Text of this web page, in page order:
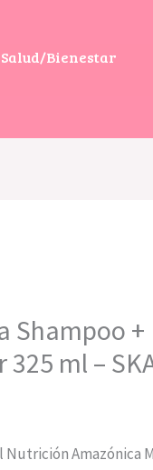
Salud/Bienestar
Shampoo +
ml –
Amazónica